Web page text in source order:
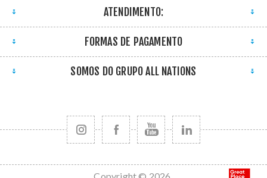
ATENDIMENTO:
FORMAS DE PAGAMENTO
SOMOS DO GRUPO ALL NATIONS